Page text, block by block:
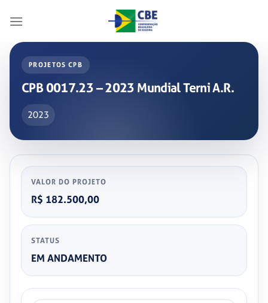
PROJETOS CPB
CPB 0017.23 – 2023 Mundial Terni A.R.
2023
VALOR DO PROJETO
R$ 182.500,00
STATUS
EM ANDAMENTO